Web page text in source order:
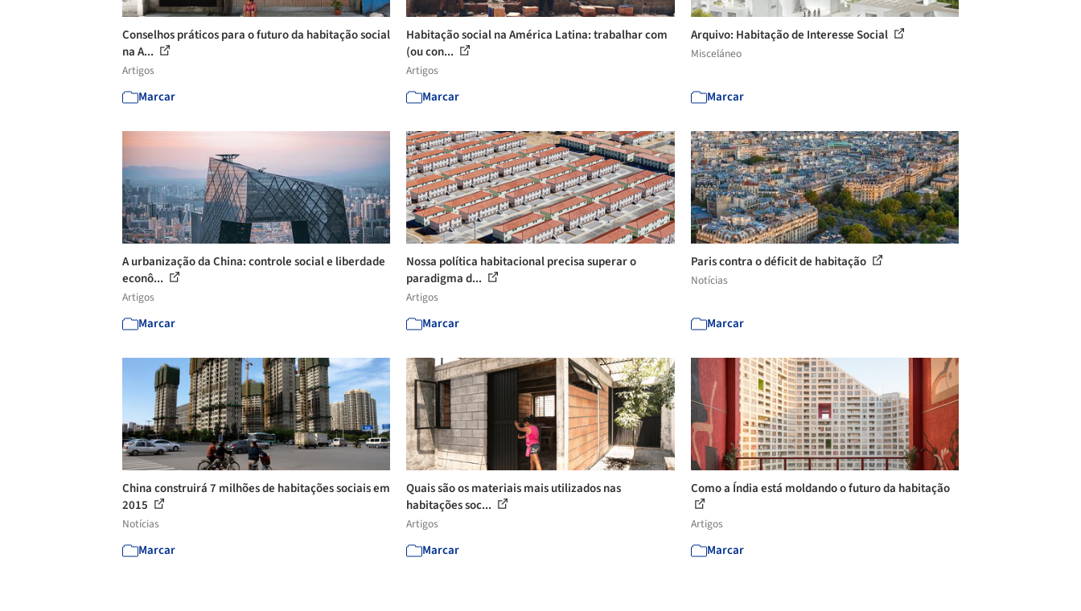
Conselhos práticos para o futuro da habitação social
na A...
Artigos
Marcar
Habitação social na América Latina: trabalhar com
(ou con...
Artigos
Marcar
Arquivo: Habitação de Interesse Social
Misceláneo
Marcar
A urbanização da China: controle social e liberdade
econô...
Artigos
Marcar
Nossa política habitacional precisa superar o
paradigma d...
Artigos
Marcar
Paris contra o déficit de habitação
Notícias
Marcar
China construirá 7 milhões de habitações sociais em
2015
Notícias
Marcar
Quais são os materiais mais utilizados nas
habitações soc...
Artigos
Marcar
Como a Índia está moldando o futuro da habitação
Artigos
Marcar